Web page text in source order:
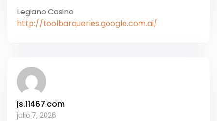
Legiano Casino
http://toolbarqueries.google.com.ai/
js.11467.com
julio 7, 2026